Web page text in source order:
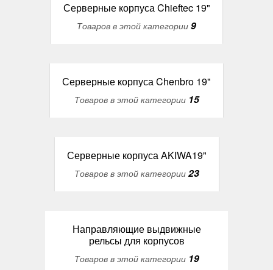
Серверные корпуса Chieftec 19"
Товаров в этой категории 9
Серверные корпуса Chenbro 19"
Товаров в этой категории 15
Серверные корпуса AKIWA19"
Товаров в этой категории 23
Направляющие выдвижные
рельсы для корпусов
Товаров в этой категории 19